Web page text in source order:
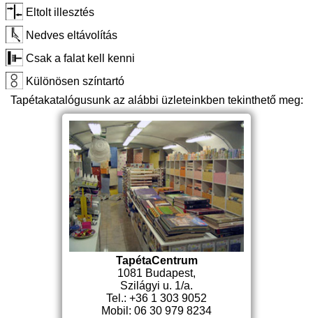
Eltolt illesztés
Nedves eltávolítás
Csak a falat kell kenni
Különösen színtartó
Tapétakatalógusunk az alábbi üzleteinkben tekinthető meg:
TapétaCentrum
1081 Budapest,
Szilágyi u. 1/a.
Tel.: +36 1 303 9052
Mobil: 06 30 979 8234